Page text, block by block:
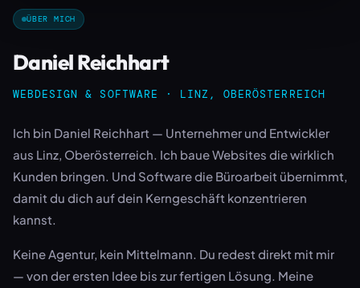
ÜBER MICH
Daniel Reichhart
WEBDESIGN & SOFTWARE · LINZ, OBERÖSTERREICH
Ich bin Daniel Reichhart — Unternehmer und Entwickler
aus Linz, Oberösterreich. Ich baue Websites die wirklich
Kunden bringen. Und Software die Büroarbeit übernimmt,
damit du dich auf dein Kerngeschäft konzentrieren
kannst.
Keine Agentur, kein Mittelmann. Du redest direkt mit mir
— von der ersten Idee bis zur fertigen Lösung. Meine